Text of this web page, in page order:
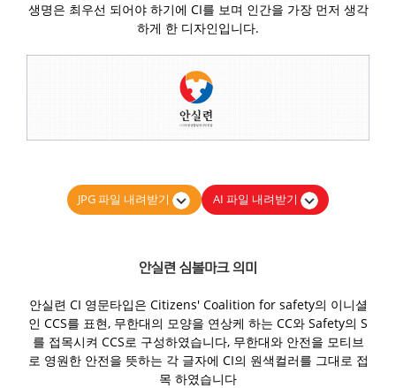
생명은 최우선 되어야 하기에 CI를 보며 인간을 가장 먼저 생각
하게 한 디자인입니다.
JPG 파일 내려받기 AI 파일 내려받기
안실련 심볼마크 의미
안실련 CI 영문타입은 Citizens' Coalition for safety의 이니셜
인 CCS를 표현, 무한대의 모양을 연상케 하는 CC와 Safety의 S
를 접목시켜 CCS로 구성하였습니다, 무한대와 안전을 모티브
로 영원한 안전을 뜻하는 각 글자에 CI의 원색컬러를 그대로 접
목 하였습니다